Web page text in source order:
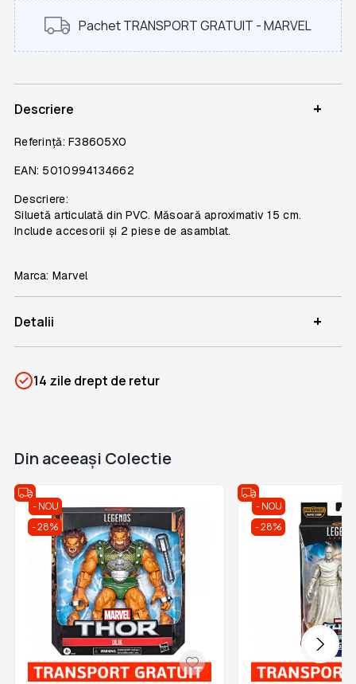
Pachet TRANSPORT GRATUIT - MARVEL
Descriere +
Referință: F38605X0
EAN: 5010994134662
Descriere:
Siluetă articulată din PVC. Măsoară aproximativ 15 cm.
Include accesorii și 2 piese de asamblat.
Marca: Marvel
Detalii +
Categorii
Eroi Marvel
14 zile drept de retur
Din aceeaşi Colectie
NOU
28%
NOU
28%